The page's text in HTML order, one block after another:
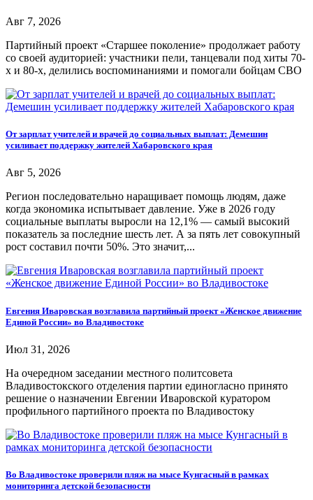
Авг 7, 2026
Партийный проект «Старшее поколение» продолжает работу
со своей аудиторией: участники пели, танцевали под хиты 70-
х и 80-х, делились воспоминаниями и помогали бойцам СВО
От зарплат учителей и врачей до социальных выплат: Демешин
усиливает поддержку жителей Хабаровского края
Авг 5, 2026
Регион последовательно наращивает помощь людям, даже
когда экономика испытывает давление. Уже в 2026 году
социальные выплаты выросли на 12,1% — самый высокий
показатель за последние шесть лет. А за пять лет совокупный
рост составил почти 50%. Это значит,...
Евгения Иваровская возглавила партийный проект «Женское движение
Единой России» во Владивостоке
Июл 31, 2026
На очередном заседании местного политсовета
Владивостокского отделения партии единогласно принято
решение о назначении Евгении Иваровской куратором
профильного партийного проекта по Владивостоку
Во Владивостоке проверили пляж на мысе Кунгасный в рамках
мониторинга детской безопасности